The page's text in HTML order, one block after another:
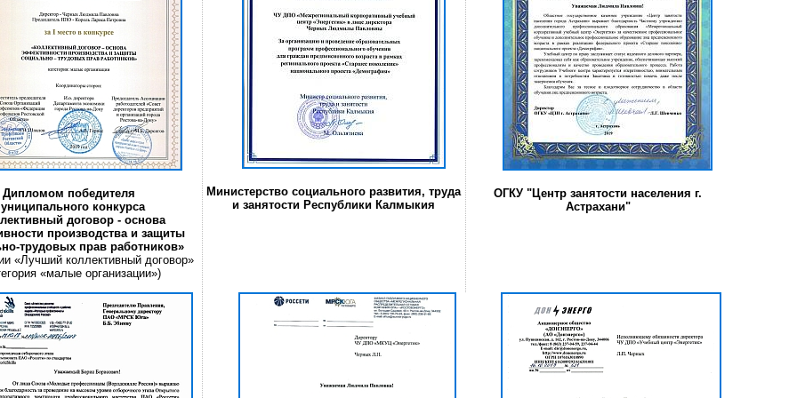
Дипломом победителя
конкурса
договор - основа
производства и защиты
трудовых прав работников»
«Лучший коллективный договор»
«малые организации»)
Министерство социального развития, труда
и занятости Республики Калмыкия
ОГКУ "Центр занятости населения г.
Астрахани"